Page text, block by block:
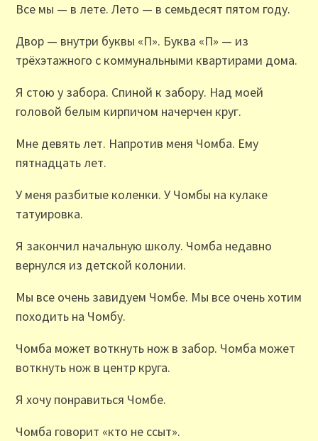
Все мы — в лете. Лето — в семьдесят пятом году.
Двор — внутри буквы «П». Буква «П» — из
трёхэтажного с коммунальными квартирами дома.
Я стою у забора. Спиной к забору. Над моей
головой белым кирпичом начерчен круг.
Мне девять лет. Напротив меня Чомба. Ему
пятнадцать лет.
У меня разбитые коленки. У Чомбы на кулаке
татуировка.
Я закончил начальную школу. Чомба недавно
вернулся из детской колонии.
Мы все очень завидуем Чомбе. Мы все очень хотим
походить на Чомбу.
Чомба может воткнуть нож в забор. Чомба может
воткнуть нож в центр круга.
Я хочу понравиться Чомбе.
Чомба говорит «кто не ссыт».